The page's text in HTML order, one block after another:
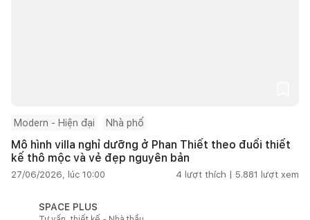
Modern - Hiện đại Nhà phố
Mô hình villa nghỉ dưỡng ở Phan Thiết theo đuổi thiết
kế thô mộc và vẻ đẹp nguyên bản
27/06/2026, lúc 10:00 4 lượt thích | 5.881 lượt xem
SPACE PLUS